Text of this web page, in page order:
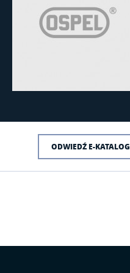
ODWIEDŹ E-KATALOG